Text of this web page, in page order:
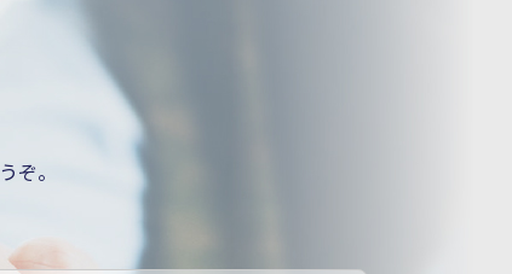
ぞ。